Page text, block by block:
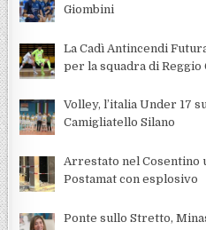
Giombini
La Cadì Antincendi
per la squadra di Reggio
Volley, l’italia Under 17
Camigliatello Silano
Arrestato nel Cosentino
Postamat con esplosivo
Ponte sullo Stretto,